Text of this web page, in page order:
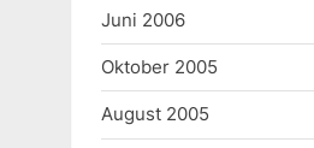
Juni 2006
Oktober 2005
August 2005